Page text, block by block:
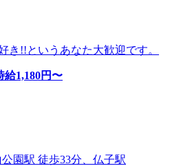
き!!というあなた大歓迎です。
給1,180円〜
園駅 徒歩33分、仏子駅